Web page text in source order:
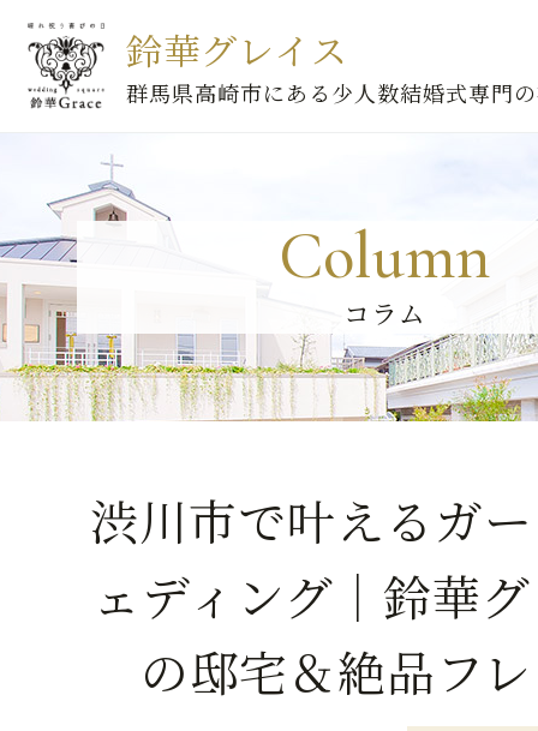
鈴華グレイス
群馬県高崎市にある少人数結婚式専門
Column
コラム
渋川市で叶えるガ
ェディング｜鈴華
の邸宅＆絶品フ